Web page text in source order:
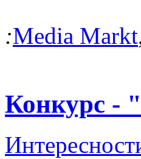
:Media Markt
Конкурс -